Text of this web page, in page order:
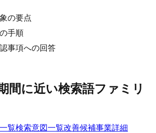
の要点
手順
事項への回答
間に近い検索語ファミリ
覧検索意図一覧改善候補事業詳細